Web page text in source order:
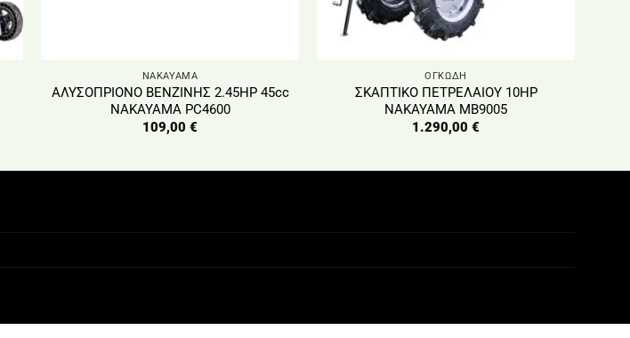
NAKAYAMA
ΑΛΥΣΟΠΡΙΟΝΟ ΒΕΝΖΙΝΗΣ 2.45HP 45cc
NAKAYAMA PC4600
109,00 €
ΟΓΚΩΔΗ
ΣΚΑΠΤΙΚΟ ΠΕΤΡΕΛΑΙΟΥ 10HP
NAKAYAMA MB9005
1.290,00 €